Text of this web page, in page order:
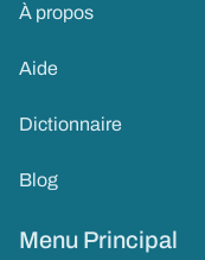
À propos
Aide
Dictionnaire
Blog
Menu Principal